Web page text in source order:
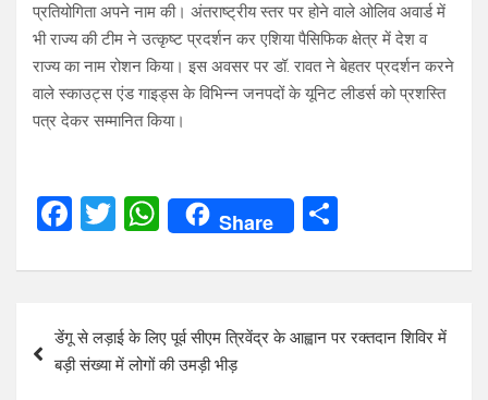
प्रतियोगिता अपने नाम की। अंतराष्ट्रीय स्तर पर होने वाले ओलिव अवार्ड में
भी राज्य की टीम ने उत्कृष्ट प्रदर्शन कर एशिया पैसिफिक क्षेत्र में देश व
राज्य का नाम रोशन किया। इस अवसर पर डॉ. रावत ने बेहतर प्रदर्शन करने
वाले स्काउट्स एंड गाइड्स के विभिन्न जनपदों के यूनिट लीडर्स को प्रशस्ति
पत्र देकर सम्मानित किया।
F
ce
b
o
T
tt
er
W
at
A
Share
ar
navigation
डेंगू से लड़ाई के लिए पूर्व सीएम त्रिवेंद्र के आह्वान पर रक्तदान शिविर में
बड़ी संख्या में लोगों की उमड़ी भीड़